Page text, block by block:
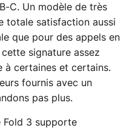
C. Un modèle de très
totale satisfaction aussi
que pour des appels en
cette signature assez
à certaines et certains.
fournis avec un
pas plus.
Fold 3 supporte